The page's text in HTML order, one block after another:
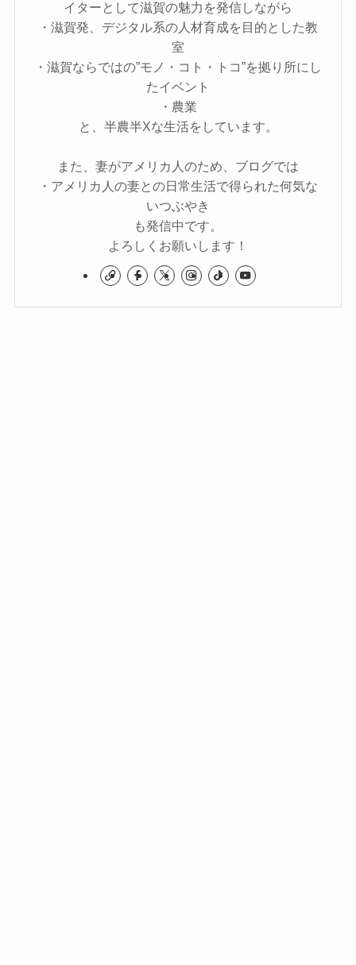
イターとして滋賀の魅力を発信しながら
・滋賀発、デジタル系の人材育成を目的とした教
室
・滋賀ならではの”モノ・コト・トコ”を拠り所にし
たイベント
・農業
と、半農半Xな生活をしています。
また、妻がアメリカ人のため、ブログでは
・アメリカ人の妻との日常生活で得られた何気な
いつぶやき
も発信中です。
よろしくお願いします！